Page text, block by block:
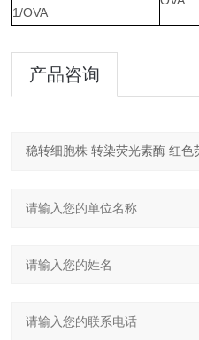
1/OVA
产品咨询